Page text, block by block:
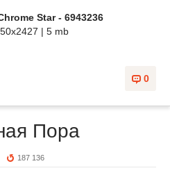
Star - 6943236
| 5 mb
0
Пора
187 136